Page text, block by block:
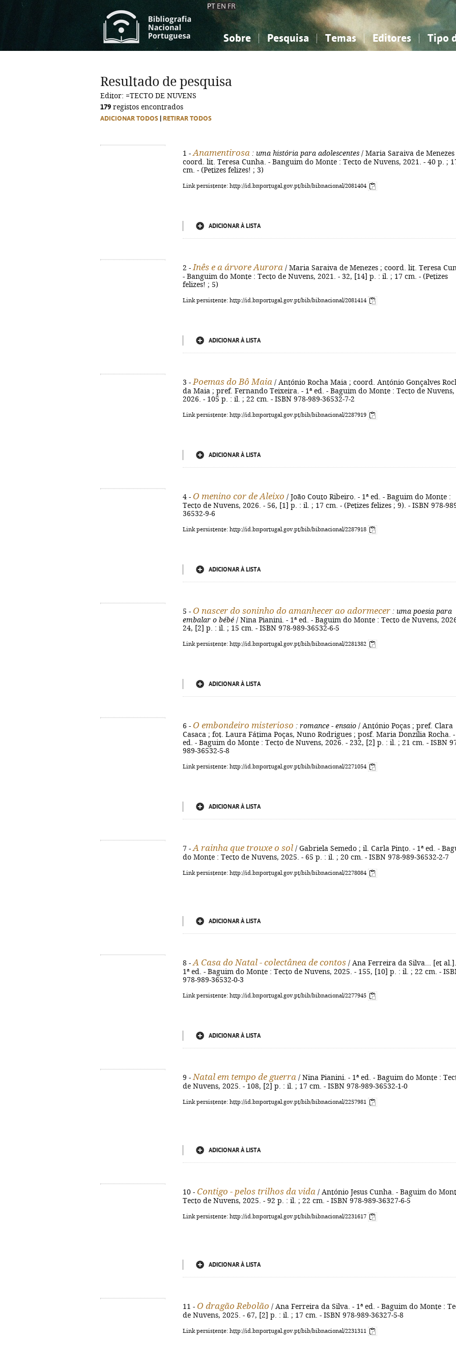
PT EN FR
Sobre Pesquisa Temas
Ciências sociais...
Editores Tipo
Ciências sociais...
Resultado de pesquisa
Editor: =TECTO DE NUVENS
179 registos encontrados
ADICIONAR TODOS RETIRAR TODOS
1 - Anamentirosa : uma história para adolescentes / Maria Saraiva de Menezes
coord. lit. Teresa Cunha. - Banguim do Monte : Tecto de Nuvens, 2021. - 40 p. ;
cm. - (Petizes felizes! ; 3)
Link persistente: http://id.bnportugal.gov.pt/bib/bibnacional/2081404
ADICIONAR À LISTA
2 - Inês e a árvore Aurora / Maria Saraiva de Menezes ; coord. lit. Teresa
- Banguim do Monte : Tecto de Nuvens, 2021. - 32, [14] p. : il. ; 17 cm. - (Petizes
felizes! ; 5)
Link persistente: http://id.bnportugal.gov.pt/bib/bibnacional/2081414
ADICIONAR À LISTA
3 - Poemas do Bô Maia / António Rocha Maia ; coord. António Gonçalves
da Maia ; pref. Fernando Teixeira. - 1ª ed. - Baguim do Monte : Tecto de Nuvens,
2026. - 105 p. : il. ; 22 cm. - ISBN 978-989-36532-7-2
Link persistente: http://id.bnportugal.gov.pt/bib/bibnacional/2287919
ADICIONAR À LISTA
4 - O menino cor de Aleixo / João Couto Ribeiro. - 1ª ed. - Baguim do Monte :
Tecto de Nuvens, 2026. - 56, [1] p. : il. ; 17 cm. - (Petizes felizes ; 9). - ISBN 978-
36532-9-6
Link persistente: http://id.bnportugal.gov.pt/bib/bibnacional/2287918
ADICIONAR À LISTA
5 - O nascer do soninho do amanhecer ao adormecer : uma poesia para
embalar o bébé / Nina Pianini. - 1ª ed. - Baguim do Monte : Tecto de Nuvens,
24, [2] p. : il. ; 15 cm. - ISBN 978-989-36532-6-5
Link persistente: http://id.bnportugal.gov.pt/bib/bibnacional/2281382
ADICIONAR À LISTA
6 - O embondeiro misterioso : romance - ensaio / António Poças ; pref. Clara
Casaca ; fot. Laura Fátima Poças, Nuno Rodrigues ; posf. Maria Donzília Rocha. -
ed. - Baguim do Monte : Tecto de Nuvens, 2026. - 232, [2] p. : il. ; 21 cm. - ISBN
989-36532-5-8
Link persistente: http://id.bnportugal.gov.pt/bib/bibnacional/2271054
ADICIONAR À LISTA
7 - A rainha que trouxe o sol / Gabriela Semedo ; il. Carla Pinto. - 1ª ed. -
do Monte : Tecto de Nuvens, 2025. - 65 p. : il. ; 20 cm. - ISBN 978-989-36532-2-7
Link persistente: http://id.bnportugal.gov.pt/bib/bibnacional/2278084
ADICIONAR À LISTA
8 - A Casa do Natal - colectânea de contos / Ana Ferreira da Silva... [et
1ª ed. - Baguim do Monte : Tecto de Nuvens, 2025. - 155, [10] p. : il. ; 22 cm. -
978-989-36532-0-3
Link persistente: http://id.bnportugal.gov.pt/bib/bibnacional/2277945
ADICIONAR À LISTA
9 - Natal em tempo de guerra / Nina Pianini. - 1ª ed. - Baguim do Monte :
de Nuvens, 2025. - 108, [2] p. : il. ; 17 cm. - ISBN 978-989-36532-1-0
Link persistente: http://id.bnportugal.gov.pt/bib/bibnacional/2257981
ADICIONAR À LISTA
10 - Contigo - pelos trilhos da vida / António Jesus Cunha. - Baguim do
Tecto de Nuvens, 2025. - 92 p. : il. ; 22 cm. - ISBN 978-989-36327-6-5
Link persistente: http://id.bnportugal.gov.pt/bib/bibnacional/2231617
ADICIONAR À LISTA
11 - O dragão Rebolão / Ana Ferreira da Silva. - 1ª ed. - Baguim do Monte :
de Nuvens, 2025. - 67, [2] p. : il. ; 17 cm. - ISBN 978-989-36327-5-8
Link persistente: http://id.bnportugal.gov.pt/bib/bibnacional/2231311